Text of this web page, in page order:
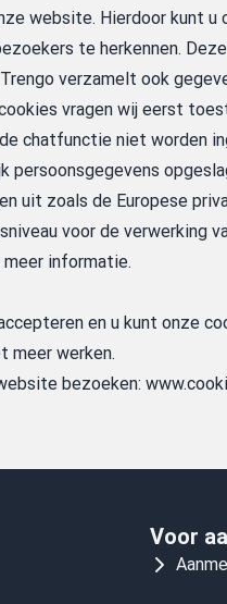
website. Hierdoor kunt
te herkennen.
verzamelt ook
vragen wij eerst
chatfunctie niet worden
persoonsgegevens
uit zoals de Europese
voor de verwerking
meer informatie.
en u kunt onze
meer werken.
bezoeken:
Voor